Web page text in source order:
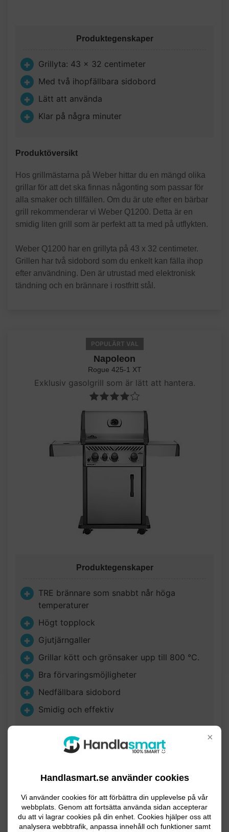
×
Handlasmart.se använder cookies
Vi använder cookies för att förbättra din upplevelse på vår
webbplats. Genom att fortsätta använda sidan accepterar
du att vi lagrar cookies på din enhet. Cookies hjälper oss att
analysera webbtrafik, anpassa innehåll och funktioner samt
Produktegenskaper
Grillyta: 43 x 32 centimeter
Med två ihopfällbara sidobord
Lätt att använda
Klar på några minuter
Produktöversikt
Hos grillmästarna på Weber hittar du en mängd olika
grillar för att det ska finnas någonting som passar för
alla smaker och tillfällen. Om du är ute efter en bärbar
grill rekommenderar vi Weber Q1200. Detta är en
smidig liten grill som är perfekt att ta med på utflykten.
Weber Q1200 har en grillyta på 43 x 32 centimeter.
Grillen har två sidobord som du enkelt kan fälla ihop
efter användning. Den är utrustad med elektronisk
tändning och en brännare i rostfritt stål.
POPULÄRT VAL
Napoleon
Rogue 425-1 XT
Exklusiv gasolgrill som är lätt att hantera.
Produktegenskaper
TRE brännare som snabbt når höga
temperaturer
Högt topplock
Gjutjärngaller
Grillar kött och grönsaker upp till 800 °C.
Bra förvaringsmöjligheter
Nedfällbara sidobord
Smidig och effektiv
Produktöversikt
en infraröda sidobrännare, vilken magnifikt grillar kött
och grönsaker upp till 800 °C. Denna sidobrännare
kallas för Napoleon Sizzle Zone. Först tillagar du
maten på gallret i gjutjärn, sedan bränner du av ytan
med Sizzle Zone. Detta karamelliserar köttet, ger en